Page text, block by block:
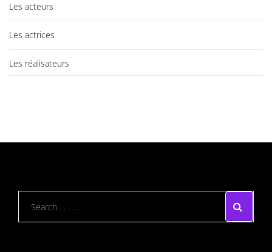
Les acteurs
Les actrices
Les réalisateurs